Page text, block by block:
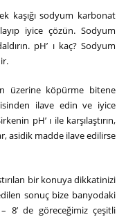
kaşığı sodyum karbonat
iyice çözün. Sodyum
pH’ ı kaç? Sodyum
üzerine köpürme bitene
ilave edin ve iyice
pH’ ı ile karşılaştırın,
asidik madde ilave edilirse
bir konuya dikkatinizi
sonuç bize banyodaki
8’ de göreceğimiz çeşitli